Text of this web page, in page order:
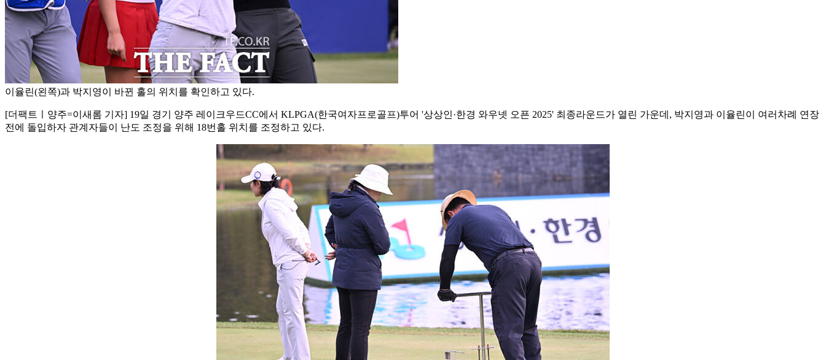
이율린(왼쪽)과 박지영이 바뀐 홀의 위치를 확인하고 있다.
[더팩트ㅣ양주=이새롬 기자] 19일 경기 양주 레이크우드CC에서 KLPGA(한국여자프로골프)투어 '상상인·한경 와우넷 오픈 2025' 최종라운드가 열린 가운데, 박지영과 이율린이 여러차례 연장
전에 돌입하자 관계자들이 난도 조정을 위해 18번홀 위치를 조정하고 있다.